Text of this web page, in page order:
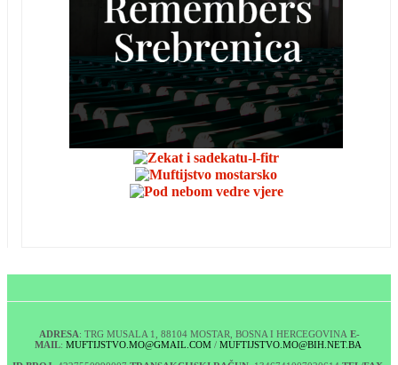
ADRESA: TRG MUSALA 1, 88104 MOSTAR, BOSNA I HERCEGOVINA E-
MAIL: MUFTIJSTVO.MO@GMAIL.COM/ MUFTIJSTVO.MO@BIH.NET.BA